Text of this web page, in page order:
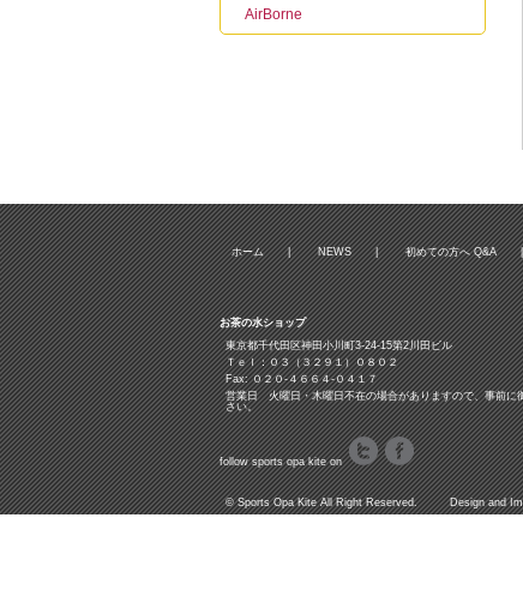
AirBorne
ホーム | NEWS | 初めての方へ Q&A |
お茶の水ショップ
東京都千代田区神田小川町3‐24‐15第2川田ビル
Ｔｅｌ：０３（３２９１）０８０２
Fax: ０２０-４６６４-０４１７
営業日 火曜日・木曜日不在の場合がありますので、事前に
さい。
follow sports opa kite on
©Sports Opa KiteAll Right Reserved. Design and